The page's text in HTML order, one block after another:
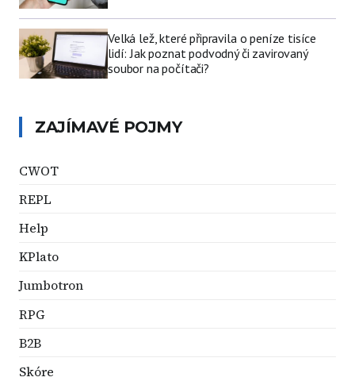
Velká lež, které připravila o peníze tisíce
lidí: Jak poznat podvodný či zavirovaný
soubor na počítači?
ZAJÍMAVÉ POJMY
CWOT
REPL
Help
KPlato
Jumbotron
RPG
B2B
Skóre